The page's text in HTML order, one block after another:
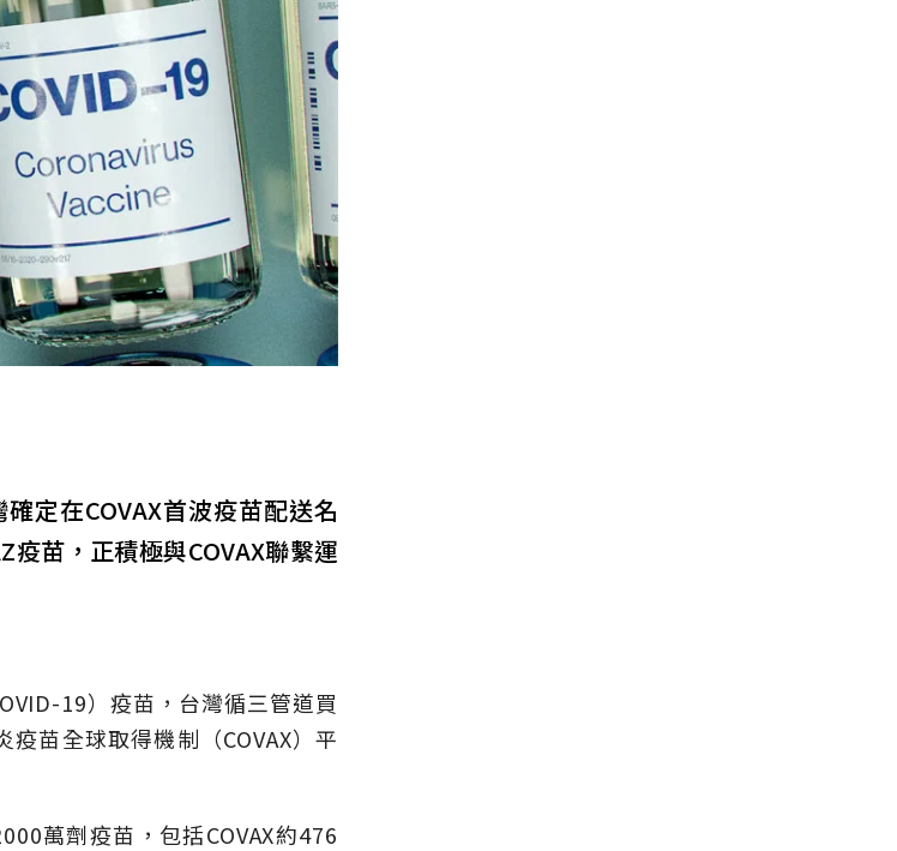
定在COVAX首波疫苗配送名
苗，正積極與COVAX聯繫運
19）疫苗，台灣循三管道買
苗全球取得機制（COVAX）平
萬劑疫苗，包括COVAX約476